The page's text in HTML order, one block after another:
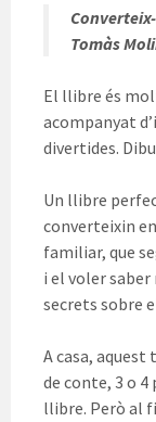
Tomàs
El llibre és
acompanyat
divertides.
Un llibre
converteixin
familiar, que
i el voler
secrets sobre
A casa,
de conte, 3 o
llibre. Però al